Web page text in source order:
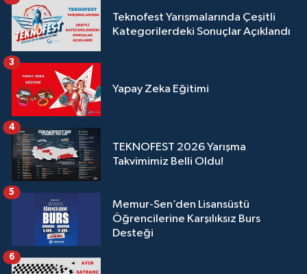
Teknofest Yarışmalarında Çeşitli
Kategorilerdeki Sonuçlar Açıklandı
Yapay Zeka Eğitimi
3
TEKNOFEST 2026 Yarışma
Takvimimiz Belli Oldu!
4
Memur-Sen’den Lisansüstü
Öğrencilerine Karşılıksız Burs
Desteği
5
6